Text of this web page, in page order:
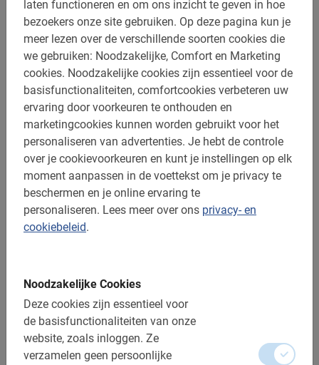
laten functioneren en om ons inzicht te geven in hoe
bezoekers onze site gebruiken. Op deze pagina kun je
meer lezen over de verschillende soorten cookies die
we gebruiken: Noodzakelijke, Comfort en Marketing
cookies. Noodzakelijke cookies zijn essentieel voor de
basisfunctionaliteiten, comfortcookies verbeteren uw
ervaring door voorkeuren te onthouden en
marketingcookies kunnen worden gebruikt voor het
personaliseren van advertenties. Je hebt de controle
over je cookievoorkeuren en kunt je instellingen op elk
moment aanpassen in de voettekst om je privacy te
beschermen en je online ervaring te
personaliseren. Lees meer over ons privacy- en
cookiebeleid.
Noodzakelijke Cookies
Deze cookies zijn essentieel voor
de basisfunctionaliteiten van onze
website, zoals inloggen. Ze
verzamelen geen persoonlijke
Studentenfietstour Istanbul
Fietsen in Istanbul is de ideale excursie voor
schoolgroepen. Fiets met een Nederlandstalige gids een
veilige en educatieve route.
€ 50,-